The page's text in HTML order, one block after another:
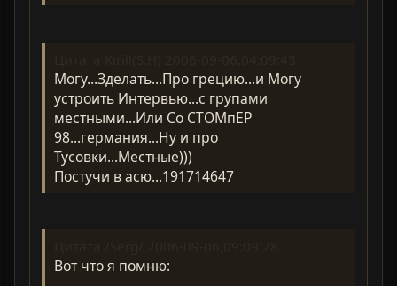
Могу...Зделать...Про грецию...и Могу
устроить Интервью...с групами
местными...Или Со СТОМпЕР
98...германия...Ну и про
Тусовки...Местные)))
Постучи в асю...191714647
Вот что я помню: